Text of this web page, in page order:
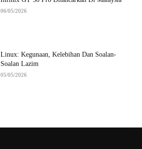
06/05/2026
Linux: Kegunaan, Kelebihan Dan Soalan-
Soalan Lazim
05/05/2026